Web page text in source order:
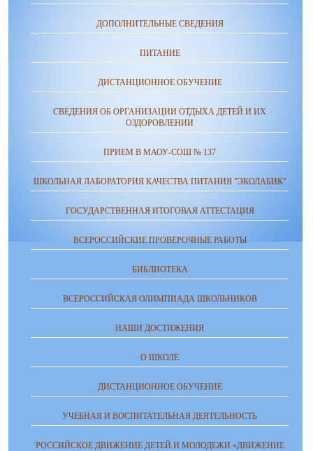
ДОПОЛНИТЕЛЬНЫЕ СВЕДЕНИЯ
ПИТАНИЕ
ДИСТАНЦИОННОЕ ОБУЧЕНИЕ
СВЕДЕНИЯ ОБ ОРГАНИЗАЦИИ ОТДЫХА ДЕТЕЙ И ИХ
ОЗДОРОВЛЕНИИ
ПРИЕМ В МАОУ-СОШ № 137
ШКОЛЬНАЯ ЛАБОРАТОРИЯ КАЧЕСТВА ПИТАНИЯ "ЭКОЛАБИК"
ГОСУДАРСТВЕННАЯ ИТОГОВАЯ АТТЕСТАЦИЯ
ВСЕРОССИЙСКИЕ ПРОВЕРОЧНЫЕ РАБОТЫ
БИБЛИОТЕКА
ВСЕРОССИЙСКАЯ ОЛИМПИАДА ШКОЛЬНИКОВ
НАШИ ДОСТИЖЕНИЯ
О ШКОЛЕ
ДИСТАНЦИОННОЕ ОБУЧЕНИЕ
УЧЕБНАЯ И ВОСПИТАТЕЛЬНАЯ ДЕЯТЕЛЬНОСТЬ
РОССИЙСКОЕ ДВИЖЕНИЕ ДЕТЕЙ И МОЛОДЕЖИ «ДВИЖЕНИЕ